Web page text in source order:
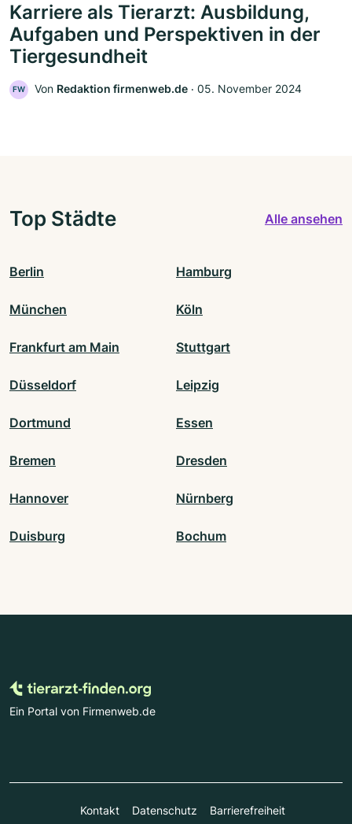
Karriere als Tierarzt: Ausbildung,
Aufgaben und Perspektiven in der
Tiergesundheit
FW Von Redaktion firmenweb.de ‧ 05. November 2024
Top Städte Alle ansehen
Berlin Hamburg
München Köln
Frankfurt am Main Stuttgart
Düsseldorf Leipzig
Dortmund Essen
Bremen Dresden
Hannover Nürnberg
Duisburg Bochum
Ein Portal von Firmenweb.de
Kontakt Datenschutz Barrierefreiheit